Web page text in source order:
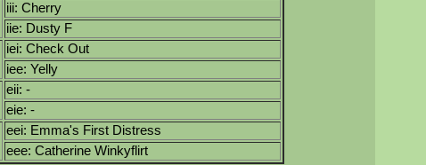
iii: Cherry
iie: Dusty F
iei: Check Out
iee: Yelly
eii: -
eie: -
eei: Emma's First Distress
eee: Catherine Winkyflirt